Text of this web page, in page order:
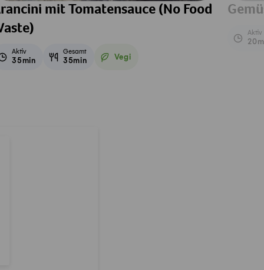
mit Tomatensauce (No Food
Aktiv
35min
Gesamt
35min Vegi
Vegetarisch
Aktiv